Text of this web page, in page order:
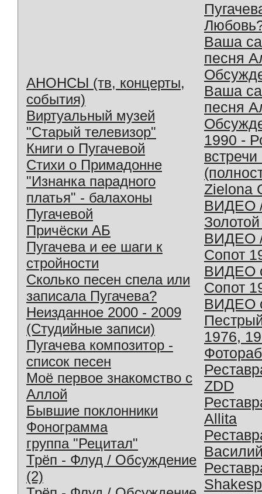
АНОНСЫ (тв, концерты,
события)
Виртуальный музей
"Старый телевизор"
Книги о Пугачевой
Стихи о Примадонне
"Изнанка парадного
платья" - балахоны
Пугачевой
Причёски АБ
Пугачева и ее шаги к
стройности
Сколько песен спела или
записала Пугачева?
Неизданное 2000 - 2009
(Студийные записи)
Пугачева композитор -
список песен
Моё первое знакомство с
Аллой
Бывшие поклонники
Фонограмма
группа "Рецитал"
Трёп - Флуд / Обсуждение
(2)
Ваша
песня
Ваша
песня
1990 -
Zielona
ВИДЕО
ВИДЕО
Сопот
ВИДЕО
Сопот
ВИДЕО
1976,
ZDD
Allita